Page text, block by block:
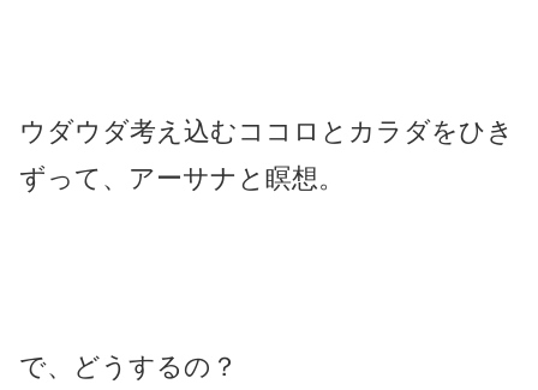
ウダウダ考え込むココロとカラダをひき
ずって、アーサナと瞑想。
で、どうするの？